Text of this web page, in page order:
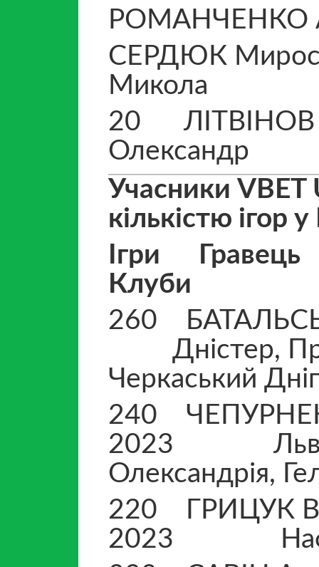
РОМАНЧЕНКО
СЕРДЮК
Микола
20 ЛІТВІНОВ
Учасники
кількістю ігор
Ігри
Клуби
260
Дністер,
Черкаський
240
2023 Львів,
Олександрія,
220
2023